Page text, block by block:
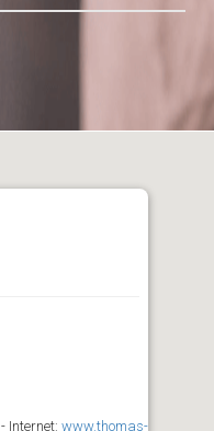
- Internet: www.thomas-